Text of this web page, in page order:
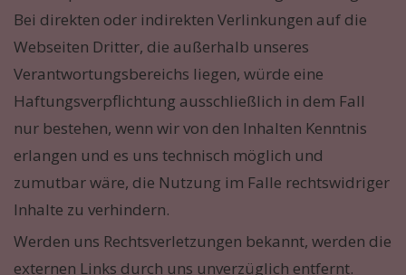
Bei direkten oder indirekten Verlinkungen auf die
Webseiten Dritter, die außerhalb unseres
Verantwortungsbereichs liegen, würde eine
Haftungsverpflichtung ausschließlich in dem Fall
nur bestehen, wenn wir von den Inhalten Kenntnis
erlangen und es uns technisch möglich und
zumutbar wäre, die Nutzung im Falle rechtswidriger
Inhalte zu verhindern.
Werden uns Rechtsverletzungen bekannt, werden die
externen Links durch uns unverzüglich entfernt.